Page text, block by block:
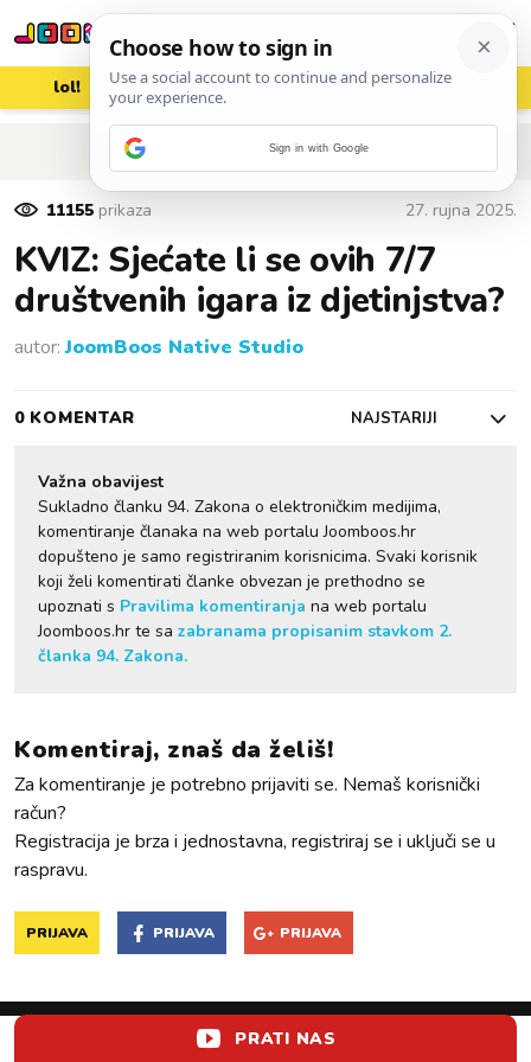
lol! aww vrh! woot?!
POVRATAK NA ČLANAK
11155 prikaza 27. rujna 2025.
KVIZ: Sjećate li se ovih 7/7
društvenih igara iz djetinjstva?
autor:JoomBoos Native Studio
0 KOMENTAR NAJSTARIJI
Važna obavijest
Sukladno članku 94. Zakona o elektroničkim medijima,
komentiranje članaka na web portalu Joomboos.hr
dopušteno je samo registriranim korisnicima. Svaki korisnik
koji želi komentirati članke obvezan je prethodno se
upoznati s Pravilima komentiranja na web portalu
Joomboos.hr te sa zabranama propisanim stavkom 2.
članka 94. Zakona.
Komentiraj, znaš da želiš!
Za komentiranje je potrebno prijaviti se. Nemaš korisnički
račun?
Registracija je brza i jednostavna, registriraj se i uključi se u
raspravu.
PRIJAVA PRIJAVA PRIJAVA
PRATI NAS
Sign in with Google